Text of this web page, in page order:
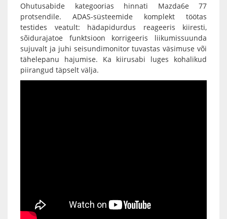
Ohutusabide kategoorias hinnati Mazda6e 77
protsendile. ADAS-süsteemide komplekt töötas
testides veatult: hädapidurdus reageeris kiiresti,
sõidurajatoe funktsioon korrigeeris liikumissuunda
sujuvalt ja juhi seisundimonitor tuvastas väsimuse või
tähelepanu hajumise. Ka kiirusabi luges kohalikud
piirangud täpselt välja.